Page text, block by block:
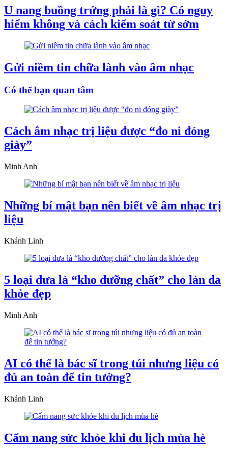
U nang buồng trứng phải là gì? Có nguy
hiểm không và cách kiểm soát từ sớm
Gửi niềm tin chữa lành vào âm nhạc
Có thể bạn quan tâm
Cách âm nhạc trị liệu được “đo ni đóng
giày”
Minh Anh
Những bí mật bạn nên biết về âm nhạc trị
liệu
Khánh Linh
5 loại dưa là “kho dưỡng chất” cho làn da
khỏe đẹp
Minh Anh
AI có thể là bác sĩ trong túi nhưng liệu có
đủ an toàn để tin tưởng?
Khánh Linh
Cẩm nang sức khỏe khi du lịch mùa hè